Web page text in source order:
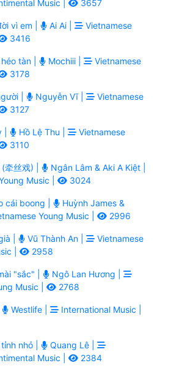
Music |
3657
vì em | Ai Ai |
Vietnamese
3416
tàn | Mochiii |
Vietnamese
3178
| Nguyễn Vĩ |
Vietnamese
3127
| Hồ Lệ Thu |
Vietnamese
3110
牵丝戏) |
Ngân Lâm & Aki A Kiệt |
Music |
3024
cái boong |
Huỳnh James &
Young Music | 2996
| Vũ Thành An |
Vietnamese
|
2958
"sắc" |
Ngô Lan Hương |
Music |
2768
Westlife |
International Music |
nhỏ |
Quang Lê |
Music |
2384